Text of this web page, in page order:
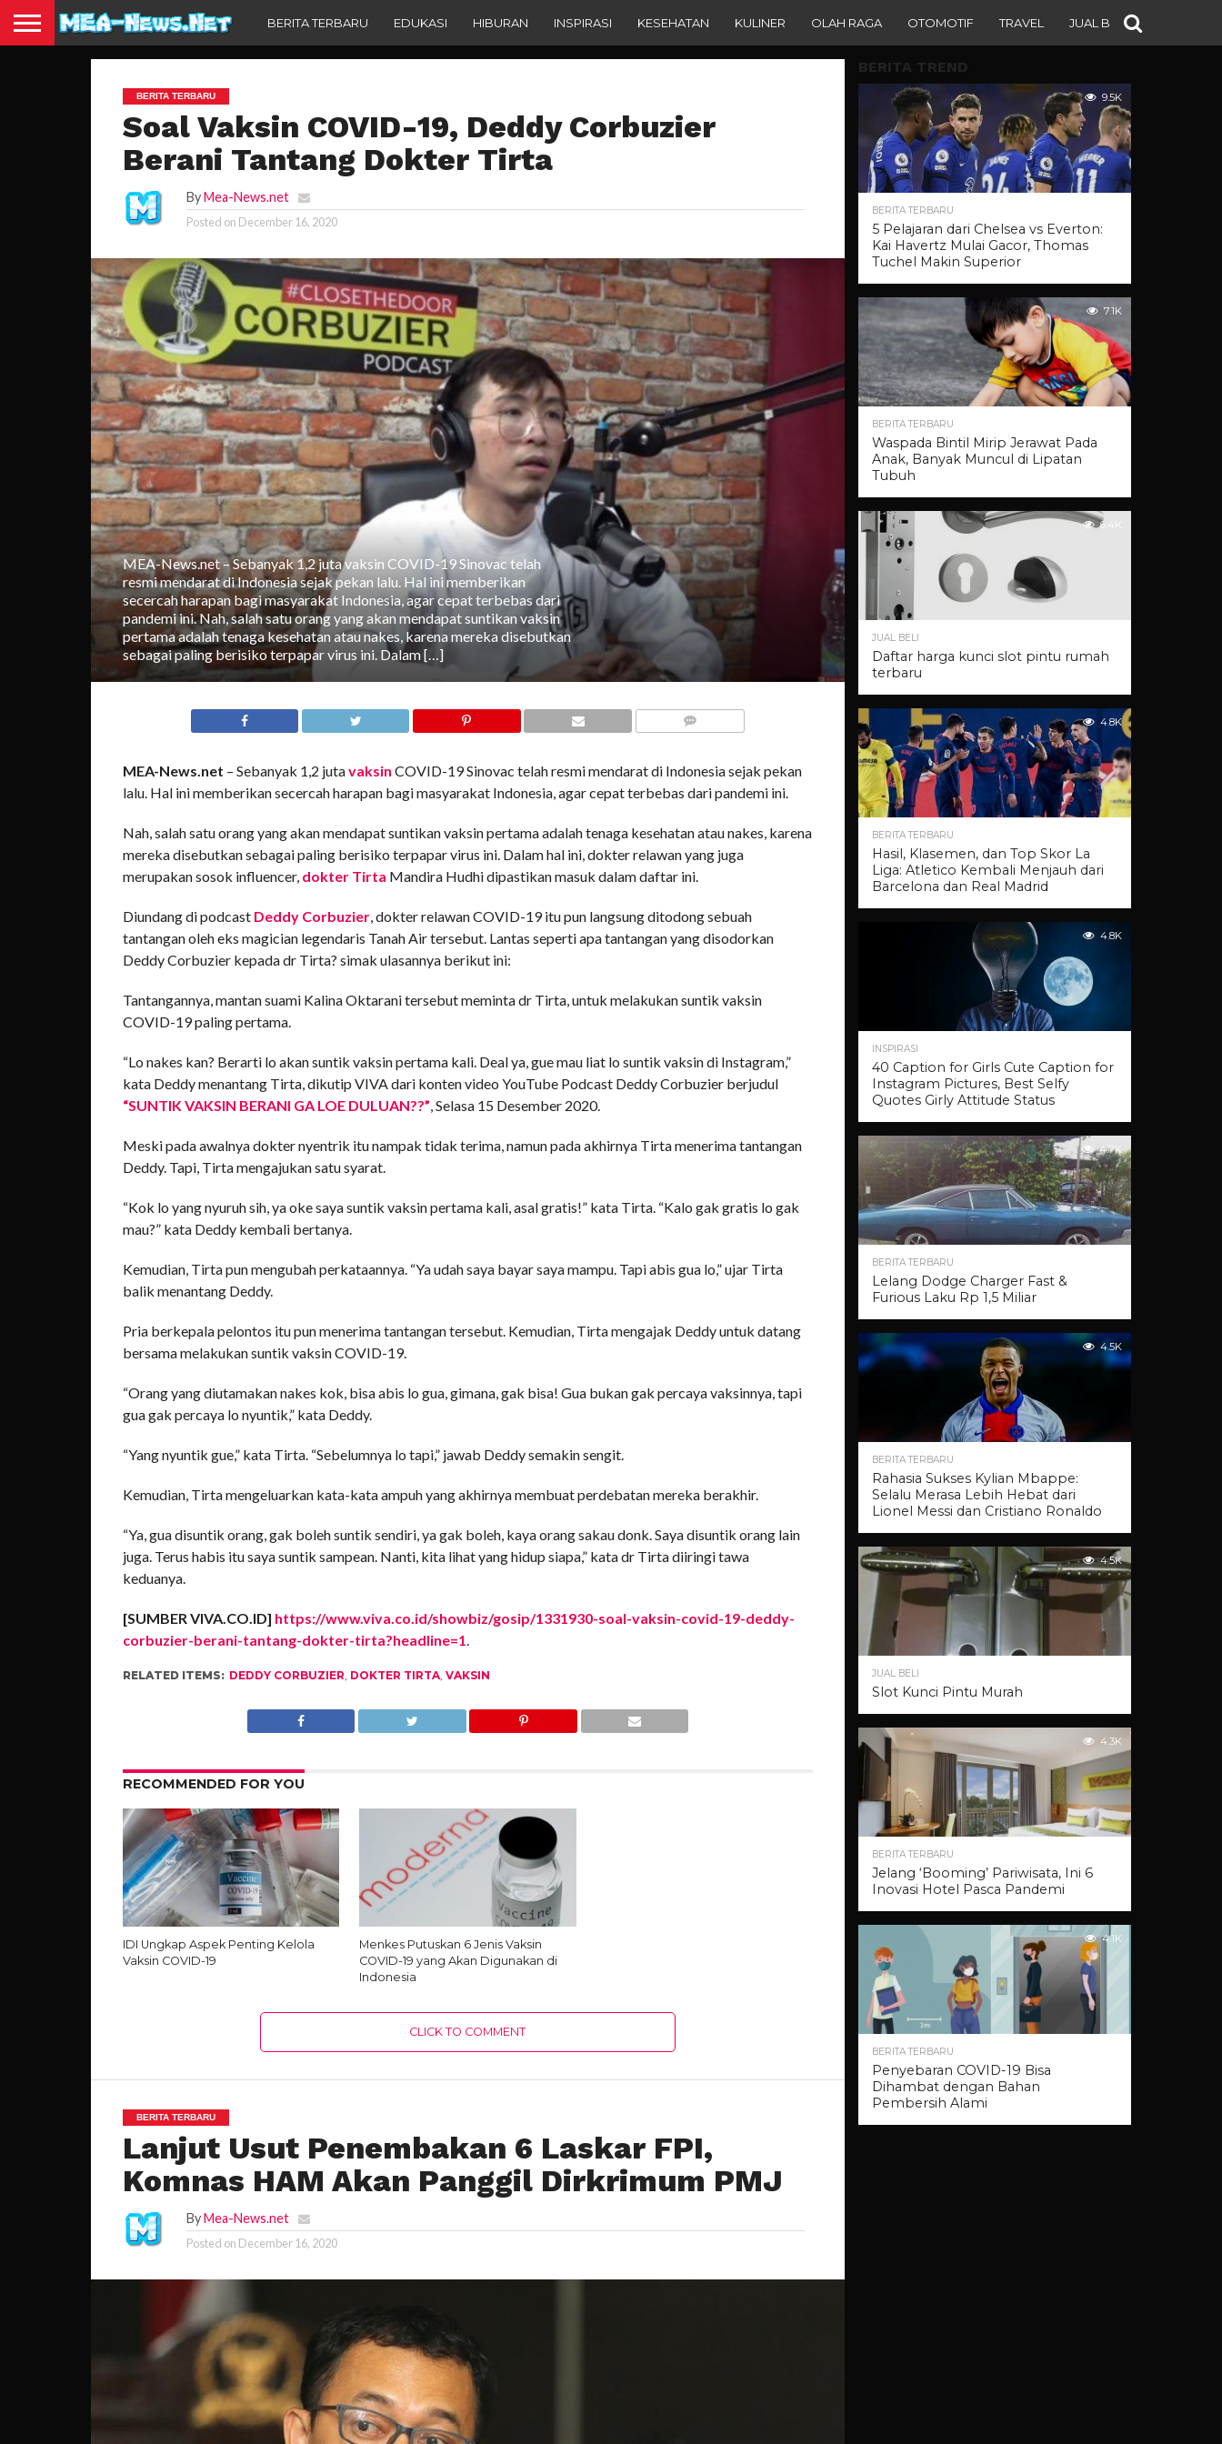
BERITA TERBARU EDUKASI HIBURAN INSPIRASI KESEHATAN KULINER OLAH RAGA OTOMOTIF TRAVEL JUAL BELI
BERITA TERBARU
Soal Vaksin COVID-19, Deddy Corbuzier
Berani Tantang Dokter Tirta
ByMea-News.net
Posted on December 16, 2020
MEA-News.net – Sebanyak 1,2 juta vaksin COVID-19 Sinovac telah
resmi mendarat di Indonesia sejak pekan lalu. Hal ini memberikan
secercah harapan bagi masyarakat Indonesia, agar cepat terbebas dari
pandemi ini. Nah, salah satu orang yang akan mendapat suntikan vaksin
pertama adalah tenaga kesehatan atau nakes, karena mereka disebutkan
sebagai paling berisiko terpapar virus ini. Dalam […]
MEA-News.net – Sebanyak 1,2 jutavaksin COVID-19 Sinovac telah resmi mendarat di Indonesia sejak pekan
lalu. Hal ini memberikan secercah harapan bagi masyarakat Indonesia, agar cepat terbebas dari pandemi ini.
Nah, salah satu orang yang akan mendapat suntikan vaksin pertama adalah tenaga kesehatan atau nakes, karena
mereka disebutkan sebagai paling berisiko terpapar virus ini. Dalam hal ini, dokter relawan yang juga
merupakan sosok influencer, dokter Tirta Mandira Hudhi dipastikan masuk dalam daftar ini.
Diundang di podcast Deddy Corbuzier, dokter relawan COVID-19 itu pun langsung ditodong sebuah
tantangan oleh eks magician legendaris Tanah Air tersebut. Lantas seperti apa tantangan yang disodorkan
Deddy Corbuzier kepada dr Tirta? simak ulasannya berikut ini:
Tantangannya, mantan suami Kalina Oktarani tersebut meminta dr Tirta, untuk melakukan suntik vaksin
COVID-19 paling pertama.
“Lo nakes kan? Berarti lo akan suntik vaksin pertama kali. Deal ya, gue mau liat lo suntik vaksin di Instagram,”
kata Deddy menantang Tirta, dikutip VIVA dari konten video YouTube Podcast Deddy Corbuzier berjudul
“SUNTIK VAKSIN BERANI GA LOE DULUAN??”, Selasa 15 Desember 2020.
Meski pada awalnya dokter nyentrik itu nampak tidak terima, namun pada akhirnya Tirta menerima tantangan
Deddy. Tapi, Tirta mengajukan satu syarat.
“Kok lo yang nyuruh sih, ya oke saya suntik vaksin pertama kali, asal gratis!” kata Tirta. “Kalo gak gratis lo gak
mau?” kata Deddy kembali bertanya.
Kemudian, Tirta pun mengubah perkataannya. “Ya udah saya bayar saya mampu. Tapi abis gua lo,” ujar Tirta
balik menantang Deddy.
Pria berkepala pelontos itu pun menerima tantangan tersebut. Kemudian, Tirta mengajak Deddy untuk datang
bersama melakukan suntik vaksin COVID-19.
“Orang yang diutamakan nakes kok, bisa abis lo gua, gimana, gak bisa! Gua bukan gak percaya vaksinnya, tapi
gua gak percaya lo nyuntik,” kata Deddy.
“Yang nyuntik gue,” kata Tirta. “Sebelumnya lo tapi,” jawab Deddy semakin sengit.
Kemudian, Tirta mengeluarkan kata-kata ampuh yang akhirnya membuat perdebatan mereka berakhir.
“Ya, gua disuntik orang, gak boleh suntik sendiri, ya gak boleh, kaya orang sakau donk. Saya disuntik orang lain
juga. Terus habis itu saya suntik sampean. Nanti, kita lihat yang hidup siapa,” kata dr Tirta diiringi tawa
keduanya.
[SUMBER VIVA.CO.ID] https://www.viva.co.id/showbiz/gosip/1331930-soal-vaksin-covid-19-deddy-
corbuzier-berani-tantang-dokter-tirta?headline=1.
RELATED ITEMS: DEDDY CORBUZIER, DOKTER TIRTA, VAKSIN
RECOMMENDED FOR YOU
IDI Ungkap Aspek Penting Kelola
Vaksin COVID-19
Menkes Putuskan 6 Jenis Vaksin
COVID-19 yang Akan Digunakan di
Indonesia
CLICK TO COMMENT
BERITA TERBARU
Lanjut Usut Penembakan 6 Laskar FPI,
Komnas HAM Akan Panggil Dirkrimum PMJ
ByMea-News.net
Posted on December 16, 2020
BERITA TREND
9.5K
BERITA TERBARU
5 Pelajaran dari Chelsea vs Everton:
Kai Havertz Mulai Gacor, Thomas
Tuchel Makin Superior
7.1K
BERITA TERBARU
Waspada Bintil Mirip Jerawat Pada
Anak, Banyak Muncul di Lipatan
Tubuh
6.4K
JUAL BELI
Daftar harga kunci slot pintu rumah
terbaru
4.8K
BERITA TERBARU
Hasil, Klasemen, dan Top Skor La
Liga: Atletico Kembali Menjauh dari
Barcelona dan Real Madrid
4.8K
INSPIRASI
40 Caption for Girls Cute Caption for
Instagram Pictures, Best Selfy
Quotes Girly Attitude Status
4.7K
BERITA TERBARU
Lelang Dodge Charger Fast &
Furious Laku Rp 1,5 Miliar
4.5K
BERITA TERBARU
Rahasia Sukses Kylian Mbappe:
Selalu Merasa Lebih Hebat dari
Lionel Messi dan Cristiano Ronaldo
4.5K
JUAL BELI
Slot Kunci Pintu Murah
4.3K
BERITA TERBARU
Jelang ‘Booming’ Pariwisata, Ini 6
Inovasi Hotel Pasca Pandemi
4.1K
BERITA TERBARU
Penyebaran COVID-19 Bisa
Dihambat dengan Bahan
Pembersih Alami